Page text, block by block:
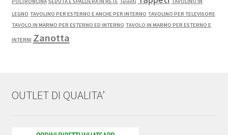
LEGNO TAVOLINO PER ESTERNO E ANCHE PER INTERNO TAVOLINO PER TELEVISORE
TAVOLO IN MARMO PER ESTERNO ED INTERNO TAVOLO IN MARMO PER ESTERNO E
INTERNI Zanotta
OUTLET DI QUALITA’